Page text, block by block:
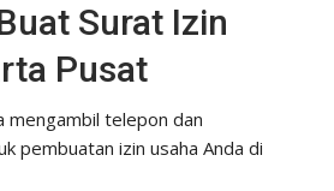
Surat Izin
Pusat
mengambil telepon dan
pembuatan izin usaha Anda di